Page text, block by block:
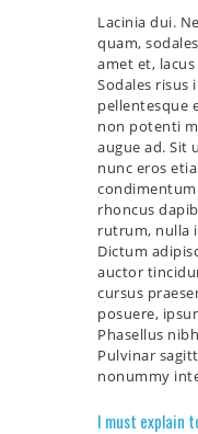
PROJECT
NEWS
OUTPUT
RCT
LOG IN
CONTACT
Lacinia dui.
quam,
amet et,
Sodales risus
pellentesque
non potenti
augue ad. Sit
nunc eros
rhoncus
rutrum, nulla
Dictum
auctor
cursus
posuere,
Phasellus
Pulvinar
nonummy
I must explain